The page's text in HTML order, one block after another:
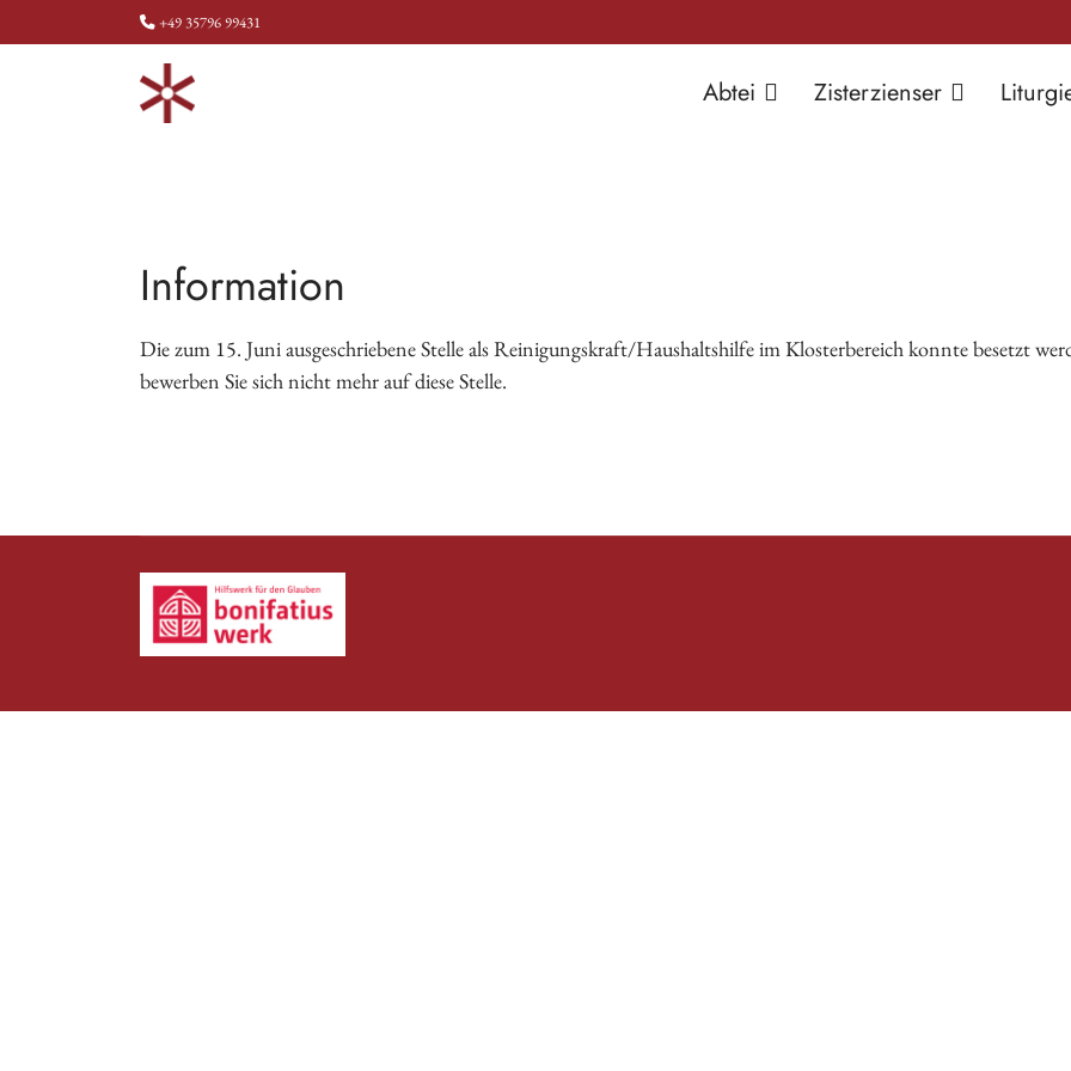
+49 35796 99431
Abtei Zisterzienser
Information
Die zum 15. Juni ausgeschriebene Stelle als Reinigungskraft/Haushaltshilfe im Klosterbereich konnte besetzt
bewerben Sie sich nicht mehr auf diese Stelle.